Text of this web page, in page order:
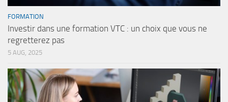
FORMATION
Investir dans une formation VTC : un choix que vous ne
regretterez pas
5 AUG, 2025